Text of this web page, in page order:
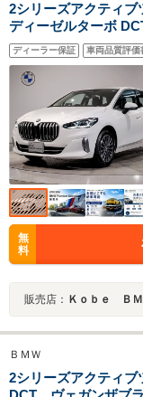
2シリーズアクティ
ディーゼルターボ
従型クルーズコン
囲カメラ 電動テー
ター
ETC LEDライト
ディーラー保証 車両品質評価
無
料
販売店： Ｋｏｂｅ ＢＭＷ
ＢＭＷ
2シリーズアクティ